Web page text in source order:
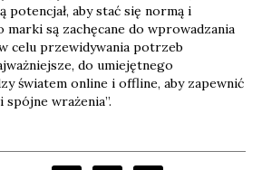
potencjał, aby stać się normą i
marki są zachęcane do wprowadzania
celu przewidywania potrzeb
do umiejętnego
światem online i offline, aby zapewnić
wrażenia”.